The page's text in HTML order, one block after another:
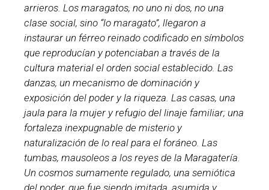
arrieros. Los maragatos, no uno ni dos, no una
clase social, sino “lo maragato”, llegaron a
instaurar un férreo reinado codificado en símbolos
que reproducían y potenciaban a través de la
cultura material el orden social establecido. Las
danzas, un mecanismo de dominación y
exposición del poder y la riqueza. Las casas, una
jaula para la mujer y refugio del linaje familiar; una
fortaleza inexpugnable de misterio y
naturalización de lo real para el foráneo. Las
tumbas, mausoleos a los reyes de la Maragatería.
Un cosmos sumamente regulado, una semiótica
del poder, que fue siendo imitada, asumida y